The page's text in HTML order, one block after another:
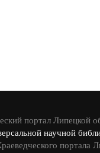
портал Липецкой
научной
портала